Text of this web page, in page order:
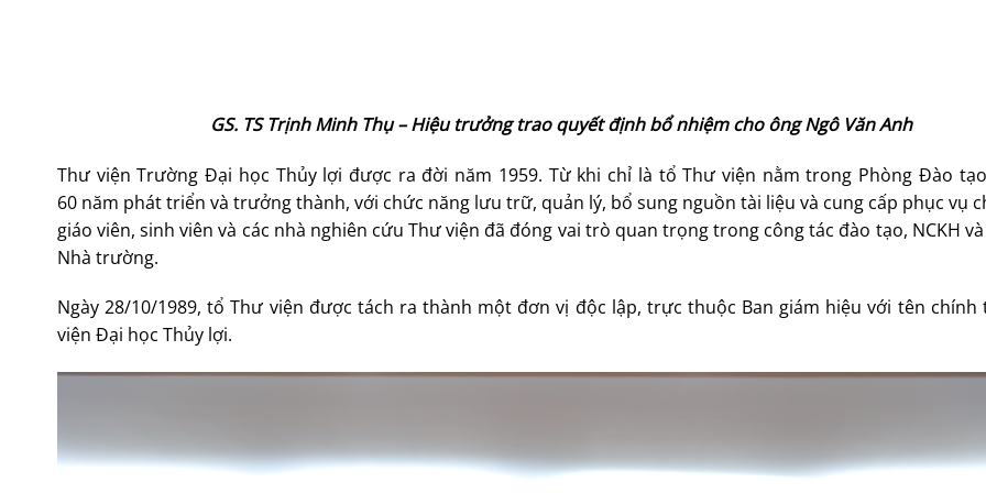
GS. TS Trịnh Minh Thụ – Hiệu trưởng trao quyết định bổ nhiệm cho ông Ngô Văn Anh
Thư viện Trường Đại học Thủy lợi được ra đời năm 1959. Từ khi chỉ là tổ Thư viện nằm trong Phòng Đào
60 năm phát triển và trưởng thành, với chức năng lưu trữ, quản lý, bổ sung nguồn tài liệu và cung cấp phục vụ
giáo viên, sinh viên và các nhà nghiên cứu Thư viện đã đóng vai trò quan trọng trong công tác đào tạo, NCKH và
Nhà trường.
Ngày 28/10/1989, tổ Thư viện được tách ra thành một đơn vị độc lập, trực thuộc Ban giám hiệu với tên chính
viện Đại học Thủy lợi.